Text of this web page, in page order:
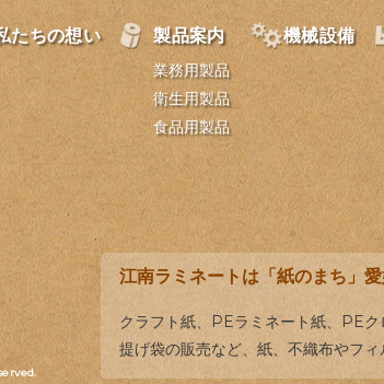
たちの想い 製品案内
業務用製品
衛生用製品
食品用製品
機械設備
江南ラミネートは「紙のまち」
クラフト紙、PEラミネート紙、PE
提げ袋の販売など、紙、不織布やフ